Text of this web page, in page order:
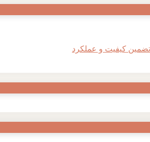
تضمین کیفیت و عملکرد